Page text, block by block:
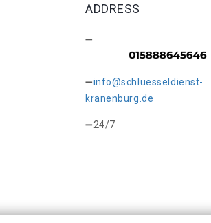
ADDRESS
info@schluesseldienst-
kranenburg.de
24/7